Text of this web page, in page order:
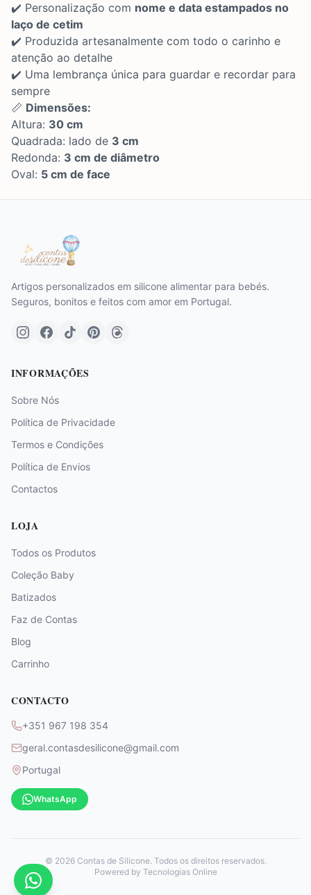
✔️ Personalização com nome e data estampados no
laço de cetim
✔️ Produzida artesanalmente com todo o carinho e
atenção ao detalhe
✔️ Uma lembrança única para guardar e recordar para
sempre
📏 Dimensões:
Altura: 30 cm
Quadrada: lado de 3 cm
Redonda: 3 cm de diâmetro
Oval: 5 cm de face
Artigos personalizados em silicone alimentar para bebés.
Seguros, bonitos e feitos com amor em Portugal.
INFORMAÇÕES
Sobre Nós
Política de Privacidade
Termos e Condições
Política de Envios
Contactos
LOJA
Todos os Produtos
Coleção Baby
Batizados
Faz de Contas
Blog
Carrinho
CONTACTO
+351 967 198 354
geral.contasdesilicone@gmail.com
Portugal
WhatsApp
© 2026Contas de Silicone. Todos os direitos reservados.
Powered by Tecnologias Online